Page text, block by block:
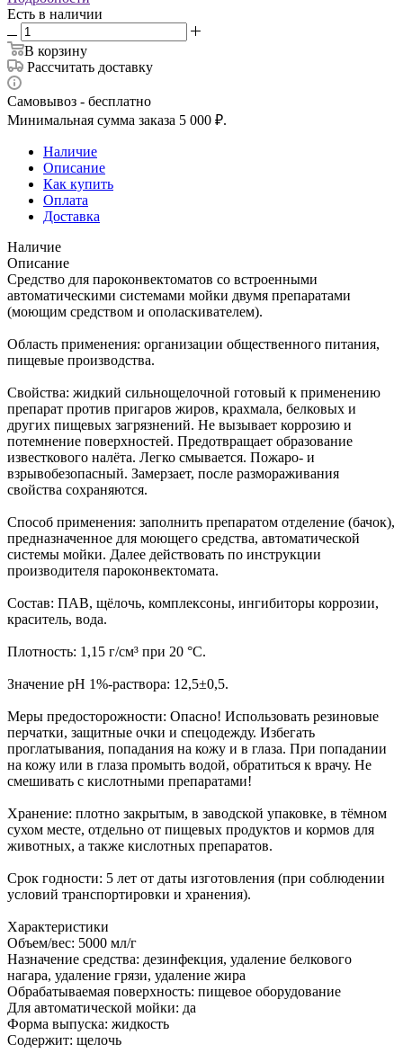
Есть в наличии
В корзину
Рассчитать доставку
Самовывоз - бесплатно
Минимальная сумма заказа 5 000 ₽.
Наличие
Описание
Как купить
Оплата
Доставка
Наличие
Описание
Средство для пароконвектоматов со встроенными
автоматическими системами мойки двумя препаратами
(моющим средством и ополаскивателем).
Область применения: организации общественного питания,
пищевые производства.
Свойства: жидкий сильнощелочной готовый к применению
препарат против пригаров жиров, крахмала, белковых и
других пищевых загрязнений. Не вызывает коррозию и
потемнение поверхностей. Предотвращает образование
известкового налёта. Легко смывается. Пожаро- и
взрывобезопасный. Замерзает, после размораживания
свойства сохраняются.
Способ применения: заполнить препаратом отделение (бачок),
предназначенное для моющего средства, автоматической
системы мойки. Далее действовать по инструкции
производителя пароконвектомата.
Состав: ПАВ, щёлочь, комплексоны, ингибиторы коррозии,
краситель, вода.
Плотность: 1,15 г/см³ при 20 °C.
Значение pH 1%-раствора: 12,5±0,5.
Меры предосторожности: Опасно! Использовать резиновые
перчатки, защитные очки и спецодежду. Избегать
проглатывания, попадания на кожу и в глаза. При попадании
на кожу или в глаза промыть водой, обратиться к врачу. Не
смешивать с кислотными препаратами!
Хранение: плотно закрытым, в заводской упаковке, в тёмном
сухом месте, отдельно от пищевых продуктов и кормов для
животных, а также кислотных препаратов.
Срок годности: 5 лет от даты изготовления (при соблюдении
условий транспортировки и хранения).
Характеристики
Объем/вес: 5000 мл/г
Назначение средства: дезинфекция, удаление белкового
нагара, удаление грязи, удаление жира
Обрабатываемая поверхность: пищевое оборудование
Для автоматической мойки: да
Форма выпуска: жидкость
Содержит: щелочь